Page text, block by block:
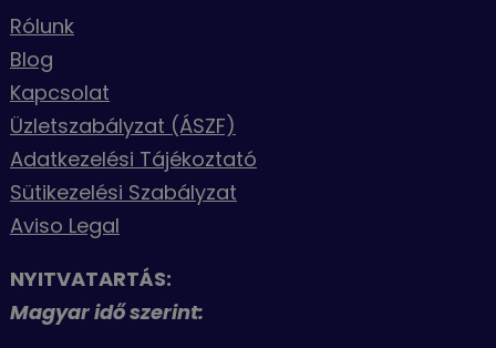
Rólunk
Blog
Kapcsolat
Üzletszabályzat (ÁSZF)
Adatkezelési Tájékoztató
Sütikezelési Szabályzat
Aviso Legal
NYITVATARTÁS:
Magyar idő szerint: